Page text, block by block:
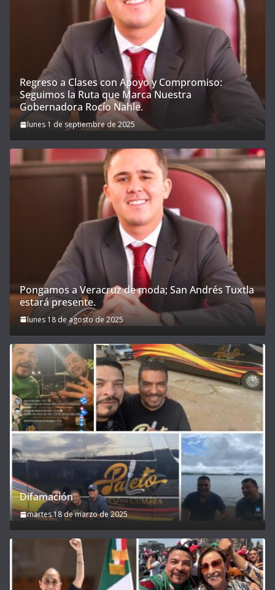
Regreso a Clases con Apoyo y Compromiso:
Seguimos la Ruta que Marca Nuestra
Gobernadora Rocío Nahle.
lunes 1 de septiembre de 2025
Pongamos a Veracruz de moda; San Andrés Tuxtla
estará presente.
lunes 18 de agosto de 2025
Difamación
martes 18 de marzo de 2025